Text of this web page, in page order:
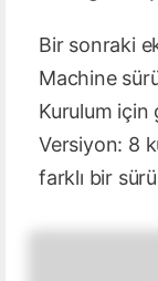
Bir sonraki
Machine
Kurulum için
Versiyon: 8
farklı bir